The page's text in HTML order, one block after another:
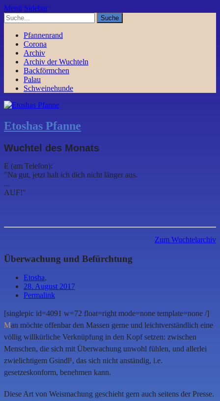
Menü Sidebar
Pfannenrand
Corona
Archiv
Archiv der Wuchteln
Backförmchen
Palau
Schweinehunde
Etoshas Pfanne
Wuchtel des Monats
E (am Telefon):
"Na gut, jetzt halt ich dich nicht länger aus.
...
AUF!"
Zum Wuchtelarchiv
Überwachung und Befürchtung
Etosha,
28. August 2017
Permalink
[singlepic id=4091 w=72 float=right mode=none template=none /]
Man möchte offenbar den Massen gerne und leichtverständlich eine
völlig willkürliche Verknüpfung in den Kopf setzen: zwischen
Menschen, die sich mit Überwachung unwohl fühlen, und allerlei
zwielichtigem Gsindl¹, das sich nicht anständig, i.e.
gesetzeskonform, benehmen kann.
Diese Art von Weismachung geschieht gern auch seitens der Presse.